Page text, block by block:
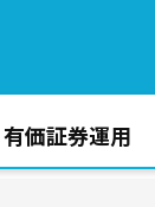
有価証券運用